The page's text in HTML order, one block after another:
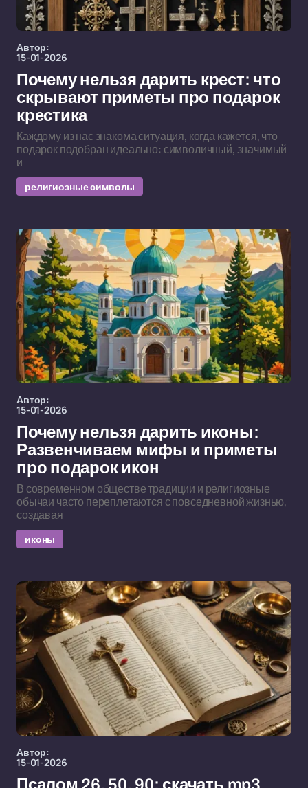
Автор:
15-01-2026
Почему нельзя дарить крест: что
скрывают приметы про подарок
крестика
Каждому из нас знакома ситуация, когда кажется, что
подарок подобран идеально: символичный, значимый
и
религиозные символы
Автор:
15-01-2026
Почему нельзя дарить иконы:
Развенчиваем мифы и приметы
про подарок икон
В современном обществе традиции и религиозные
обычаи часто переплетаются с повседневной жизнью,
создавая
иконы
Автор:
15-01-2026